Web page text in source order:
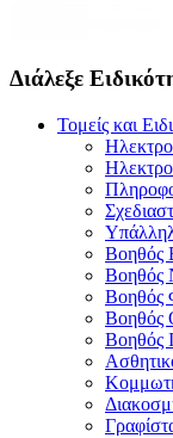
Διάλεξε
Τομείς και
Βοηθός
Βοηθός
Βοηθός
Βοηθός
Βοηθός